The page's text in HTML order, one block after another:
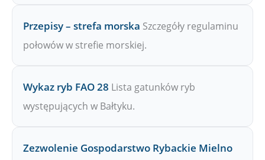
Przepisy – strefa morska Szczegóły regulaminu
połowów w strefie morskiej.
Wykaz ryb FAO 28 Lista gatunków ryb
występujących w Bałtyku.
Zezwolenie Gospodarstwo Rybackie Mielno